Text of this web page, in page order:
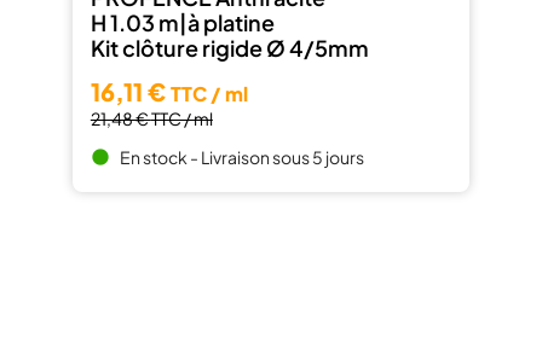
H 1.03 m|à platine
Kit clôture rigide Ø 4/5mm
16,11 €TTC / ml
21,48 €TTC / ml
brightness_1 En stock - Livraison sous 5 jours